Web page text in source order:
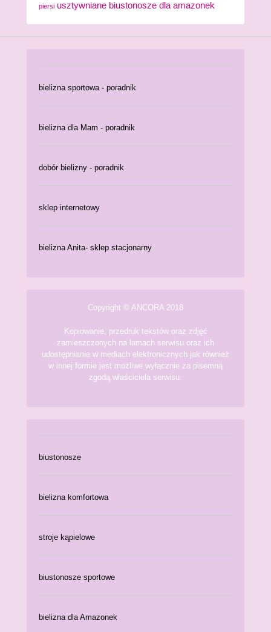
piersi usztywniane biustonosze dla amazonek
bielizna sportowa - poradnik
bielizna dla Mam - poradnik
dobór bielizny - poradnik
sklep internetowy
bielizna Anita- sklep stacjonarny
Copyright © ANCORA 2018
Kopiowanie, przedruk tekstów oraz zdjęć
zamieszczonych na łamach serwisu oraz ich
udostępnianie w mediach elektronicznych jak również
w innej formie jest możliwe wyłącznie za pisemną
zgodą właściciela serwisu.
biustonosze
bielizna komfortowa
stroje kąpielowe
biustonosze sportowe
bielizna dla Amazonek